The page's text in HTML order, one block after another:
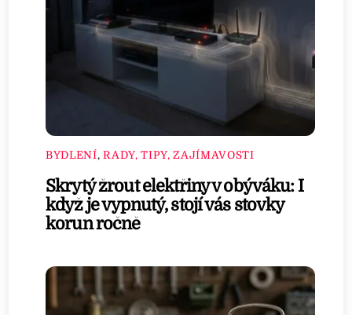
BYDLENÍ,RADY, TIPY, ZAJÍMAVOSTI
Skrytý žrout elektřiny v obýváku: I
když je vypnutý, stojí vás stovky
korun ročně